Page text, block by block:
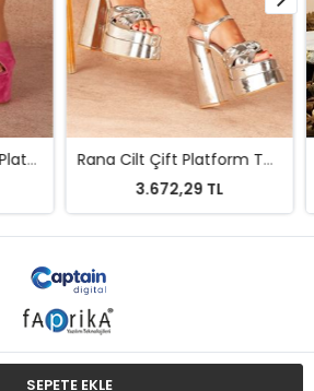
SEPETE EKLE
Rana Cilt Çift Platform Tasarım Kadın Ayakkabı
4.544,78 TL